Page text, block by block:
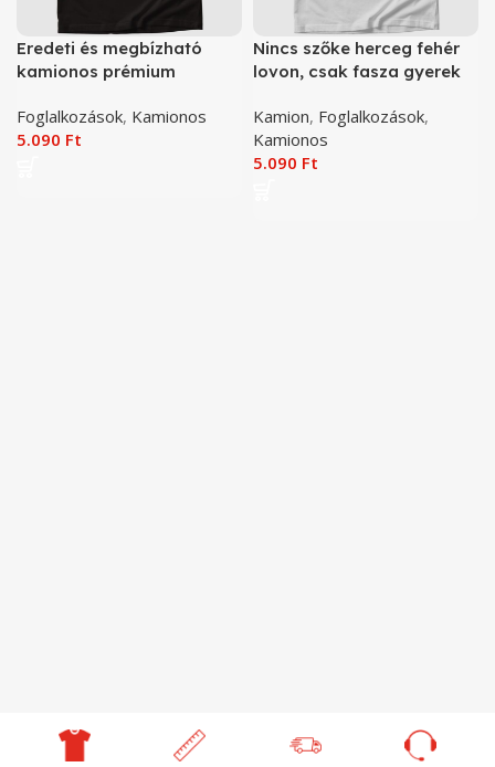
Eredeti és megbízható
kamionos prémium
Foglalkozások, Kamionos
5.090 Ft
Nincs szőke herceg fehér
lovon, csak fasza gyerek
Kamion, Foglalkozások,
Kamionos
5.090 Ft